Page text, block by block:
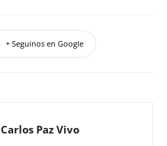
+ Seguinos en Google
Paz Vivo